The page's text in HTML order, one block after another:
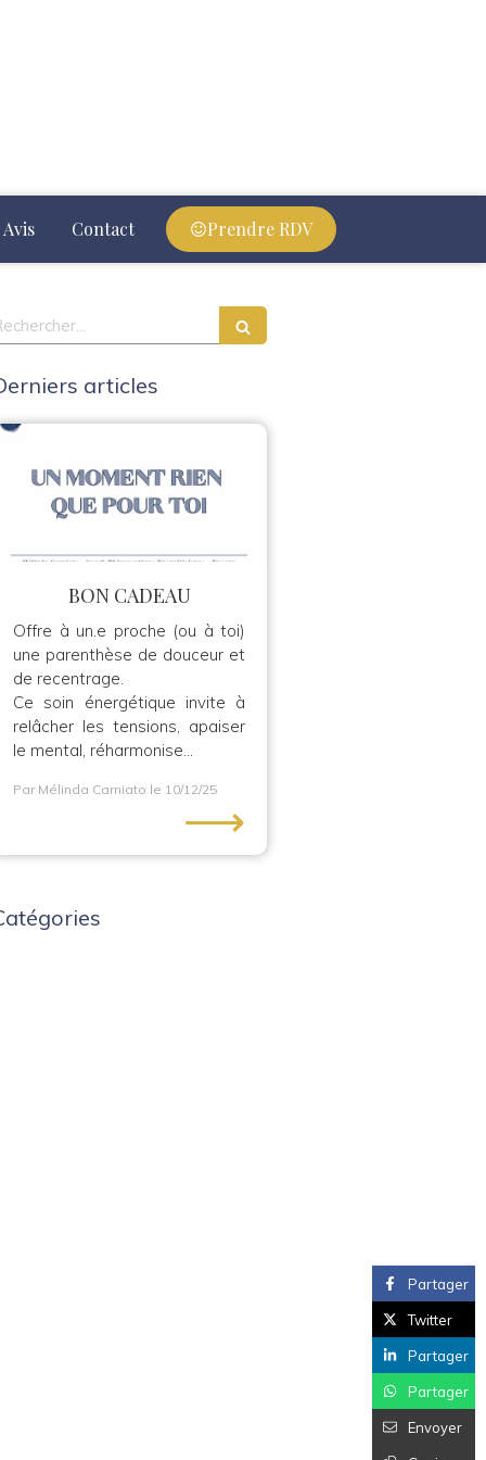
Avis Contact Prendre RDV
Partager
Twitter
Partager
Partager
Envoyer
articles
BON CADEAU
Offre à un.e proche (ou à toi)
une parenthèse de douceur et
de recentrage.
Ce soin énergétique invite à
relâcher les tensions, apaiser
le mental, réharmonise...
Par Mélinda Carniato le 10/12/25
⟶